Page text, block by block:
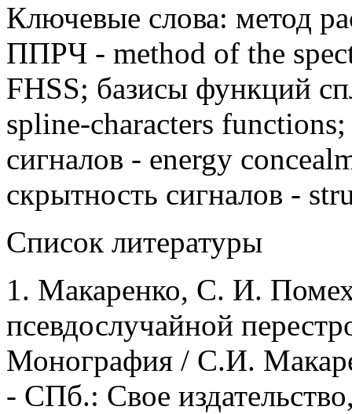
Ключевые слова: метод
ППРЧ - method of the
FHSS; базисы функций
spline-characters functions;
сигналов - energy
скрытность сигналов -
Список литературы
1. Макаренко, С. И.
псевдослучайной
Монография / С.И.
- СПб.: Свое